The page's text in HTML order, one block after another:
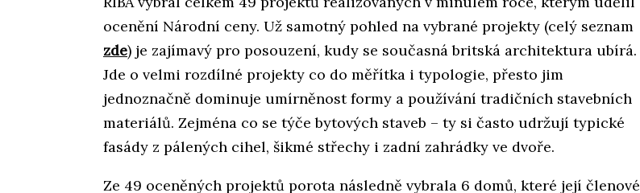
ocenění Národní ceny. Už samotný pohled na vybrané projekty (celý seznam
zde) je zajímavý pro posouzení, kudy se současná britská architektura ubírá.
Jde o velmi rozdílné projekty co do měřítka i typologie, přesto jim
jednoznačně dominuje umírněnost formy a používání tradičních stavebních
materiálů. Zejména co se týče bytových staveb – ty si často udržují typické
fasády z pálených cihel, šikmé střechy i zadní zahrádky ve dvoře.
Ze 49 oceněných projektů porota následně vybrala 6 domů, které její členové